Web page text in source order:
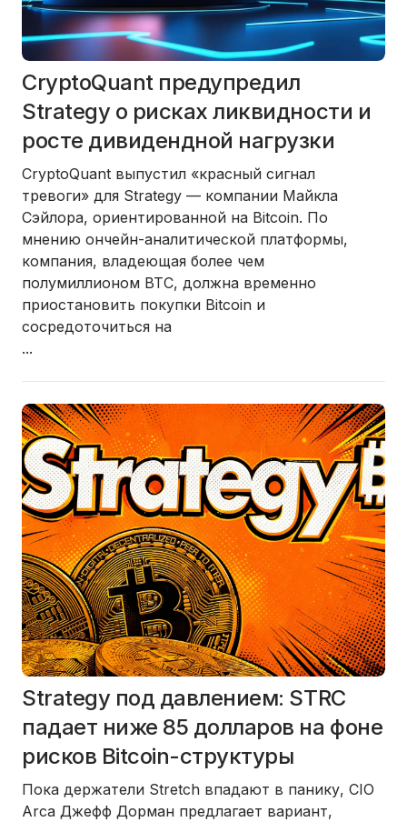
CryptoQuant предупредил
Strategy о рисках ликвидности и
росте дивидендной нагрузки
CryptoQuant выпустил «красный сигнал
тревоги» для Strategy — компании Майкла
Сэйлора, ориентированной на Bitcoin. По
мнению ончейн-аналитической платформы,
компания, владеющая более чем
полумиллионом BTC, должна временно
приостановить покупки Bitcoin и
сосредоточиться на
...
Strategy под давлением: STRC
падает ниже 85 долларов на фоне
рисков Bitcoin-структуры
Пока держатели Stretch впадают в панику, CIO
Arca Джефф Дорман предлагает вариант,